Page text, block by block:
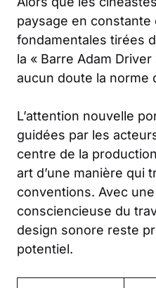
paysage en
fondamentales tirées
la « Barre Adam
aucun doute la norme
L’attention nouvelle
guidées par les
centre de la
art d’une manière qui
conventions. Avec
consciencieuse du
design sonore reste
potentiel.